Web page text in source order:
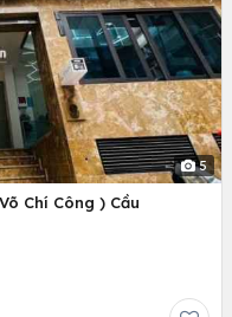
5
Chí Công ) Cầu